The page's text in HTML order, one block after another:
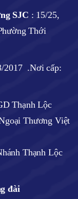
SJC : 15/25,
Thới
2017 .Nơi cấp:
Thạnh Lộc
Thương Việt
Thạnh Lộc
đài